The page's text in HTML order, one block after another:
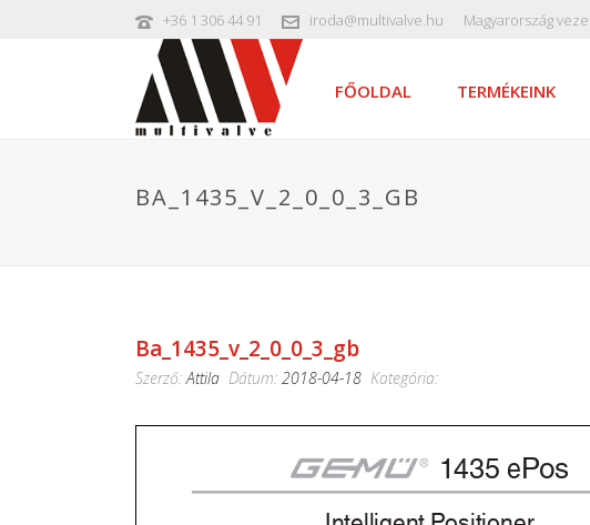
+36 1 306 44 91 iroda@multivalve.hu Magyarország
FŐOLDAL TERMÉKEINK
BA_1435_V_2_0_0_3_GB
Ba_1435_v_2_0_0_3_gb
Szerző:Attila Dátum: 2018-04-18 Kategória: